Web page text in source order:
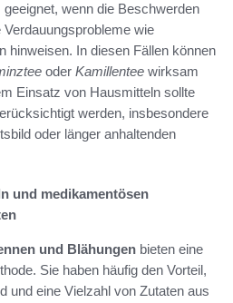
wenn die Beschwerden
wie
hinweisen. In diesen Fällen können
oder Kamillentee wirksam
Einsatz von Hausmitteln sollte
werden, insbesondere
oder länger anhaltenden
und medikamentösen
und Blähungen bieten eine
Sie haben häufig den Vorteil,
und eine Vielzahl von Zutaten aus